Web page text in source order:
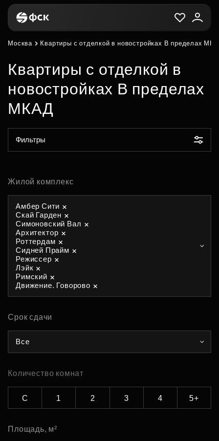
Москва Квартиры с отделкой в новостройках В пределах
Квартиры с отделкой в
новостройках В пределах
МКАД
Фильтры
Жилой комплекс
Амбер Сити
Скай Гарден
Симоновский Вал
Архитектор
Роттердам
Сидней Прайм
Режиссер
Лэйк
Римский
Движение. Говорово
Срок сдачи
Все
Количество комнат
С 1 2 3 4 5+
Площадь, м²